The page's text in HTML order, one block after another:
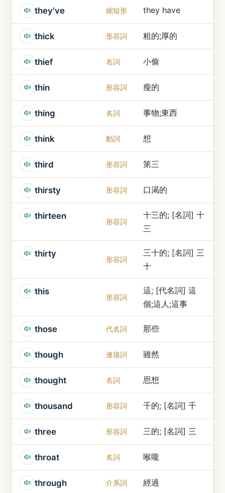
they've 縮短形 they have
thick 形容詞 粗的;厚的
thief 名詞 小偷
thin 形容詞 瘦的
thing 名詞 事物;東西
think 動詞 想
third 形容詞 第三
thirsty 形容詞 口渴的
thirteen
形容詞
十三的; [名詞] 十
三
thirty
形容詞
三十的; [名詞] 三
十
this
形容詞
這; [代名詞] 這
個;這人;這事
those 代名詞 那些
though 連接詞 雖然
thought 名詞 思想
thousand 形容詞 千的; [名詞] 千
three 形容詞 三的; [名詞] 三
throat 名詞 喉嚨
through 介系詞 經過